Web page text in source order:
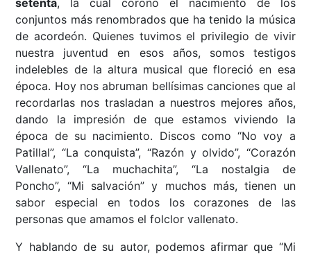
setenta, la cual coronó el nacimiento de los
conjuntos más renombrados que ha tenido la música
de acordeón. Quienes tuvimos el privilegio de vivir
nuestra juventud en esos años, somos testigos
indelebles de la altura musical que floreció en esa
época. Hoy nos abruman bellísimas canciones que al
recordarlas nos trasladan a nuestros mejores años,
dando la impresión de que estamos viviendo la
época de su nacimiento. Discos como “No voy a
Patillal”, “La conquista”, “Razón y olvido”, “Corazón
Vallenato”, “La muchachita”, “La nostalgia de
Poncho”, “Mi salvación” y muchos más, tienen un
sabor especial en todos los corazones de las
personas que amamos el folclor vallenato.
Y hablando de su autor, podemos afirmar que “Mi